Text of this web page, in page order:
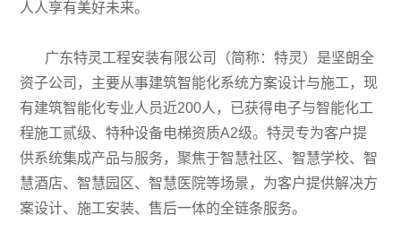
人人享有美好未来。
广东特灵工程安装有限公司（简称：特灵）是坚朗全
资子公司，主要从事建筑智能化系统方案设计与施工，现
有建筑智能化专业人员近200人，已获得电子与智能化工
程施工贰级、特种设备电梯资质A2级。特灵专为客户提
供系统集成产品与服务，聚焦于智慧社区、智慧学校、智
慧酒店、智慧园区、智慧医院等场景，为客户提供解决方
案设计、施工安装、售后一体的全链条服务。